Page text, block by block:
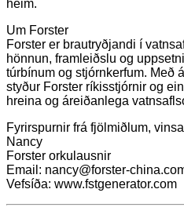
heim.
Um Forster
Forster er brautryðjandi í
hönnun, framleiðslu og
túrbínum og stjórnkerfum. Með
styður Forster ríkisstjórnir og
hreina og áreiðanlega
Fyrirspurnir frá fjölmiðlum,
Nancy
Forster orkulausnir
Email: nancy@forster-
Vefsíða: www.fstgenerator.com